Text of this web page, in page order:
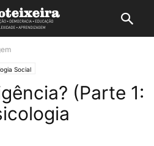
Social
(Parte 1: